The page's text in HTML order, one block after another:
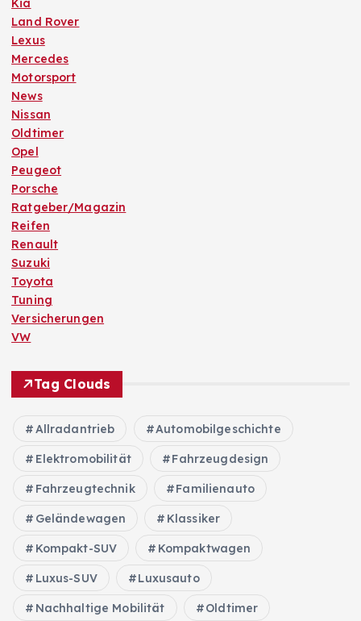
Kia
Land Rover
Lexus
Mercedes
Motorsport
News
Nissan
Oldtimer
Opel
Peugeot
Porsche
Ratgeber/Magazin
Reifen
Renault
Suzuki
Toyota
Tuning
Versicherungen
VW
Tag Clouds
Allradantrieb Automobilgeschichte
Elektromobilität Fahrzeugdesign
Fahrzeugtechnik Familienauto
Geländewagen Klassiker
Kompakt-SUV Kompaktwagen
Luxus-SUV Luxusauto
Nachhaltige Mobilität Oldtimer